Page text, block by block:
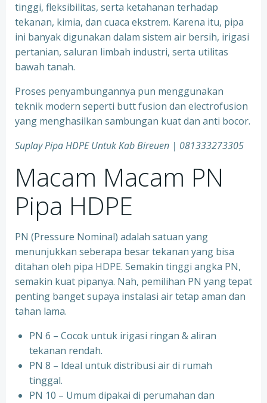
tinggi, fleksibilitas, serta ketahanan terhadap
tekanan, kimia, dan cuaca ekstrem. Karena itu, pipa
ini banyak digunakan dalam sistem air bersih, irigasi
pertanian, saluran limbah industri, serta utilitas
bawah tanah.
Proses penyambungannya pun menggunakan
teknik modern seperti butt fusion dan electrofusion
yang menghasilkan sambungan kuat dan anti bocor.
Suplay Pipa HDPE Untuk Kab Bireuen | 081333273305
Macam Macam PN
Pipa HDPE
PN (Pressure Nominal) adalah satuan yang
menunjukkan seberapa besar tekanan yang bisa
ditahan oleh pipa HDPE. Semakin tinggi angka PN,
semakin kuat pipanya. Nah, pemilihan PN yang tepat
penting banget supaya instalasi air tetap aman dan
tahan lama.
PN 6 – Cocok untuk irigasi ringan & aliran
tekanan rendah.
PN 8 – Ideal untuk distribusi air di rumah
tinggal.
PN 10 – Umum dipakai di perumahan dan